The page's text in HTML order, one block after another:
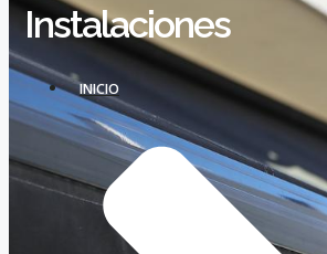
Instalaciones
INICIO